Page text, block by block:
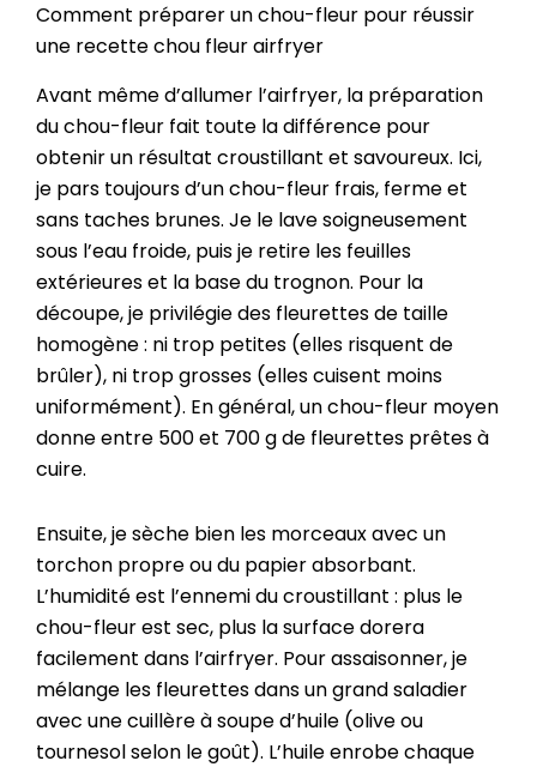
Comment préparer un chou-fleur pour réussir
une recette chou fleur airfryer
Avant même d’allumer l’airfryer, la préparation
du chou-fleur fait toute la différence pour
obtenir un résultat croustillant et savoureux. Ici,
je pars toujours d’un chou-fleur frais, ferme et
sans taches brunes. Je le lave soigneusement
sous l’eau froide, puis je retire les feuilles
extérieures et la base du trognon. Pour la
découpe, je privilégie des fleurettes de taille
homogène : ni trop petites (elles risquent de
brûler), ni trop grosses (elles cuisent moins
uniformément). En général, un chou-fleur moyen
donne entre 500 et 700 g de fleurettes prêtes à
cuire.
Ensuite, je sèche bien les morceaux avec un
torchon propre ou du papier absorbant.
L’humidité est l’ennemi du croustillant : plus le
chou-fleur est sec, plus la surface dorera
facilement dans l’airfryer. Pour assaisonner, je
mélange les fleurettes dans un grand saladier
avec une cuillère à soupe d’huile (olive ou
tournesol selon le goût). L’huile enrobe chaque